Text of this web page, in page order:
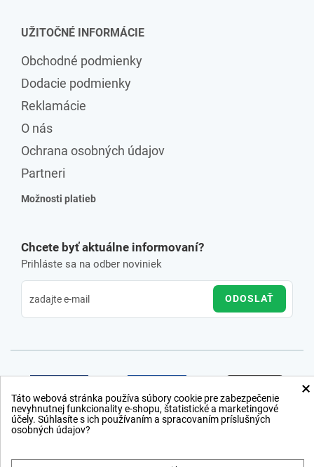
UŽITOČNÉ INFORMÁCIE
Obchodné podmienky
Dodacie podmienky
Reklamácie
O nás
Ochrana osobných údajov
Partneri
Možnosti platieb
Chcete byť aktuálne informovaní?
Prihláste sa na odber noviniek
ODOSLAŤ
×
Táto webová stránka používa súbory cookie pre zabezpečenie
nevyhnutnej funkcionality e-shopu, štatistické a marketingové
účely. Súhlasíte s ich používaním a spracovaním príslušných
osobných údajov?